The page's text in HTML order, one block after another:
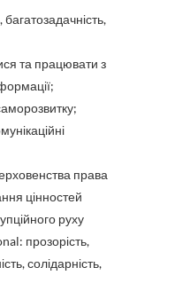
багатозадачність,
та працювати з
права
цінностей
руху
прозорість,
солідарність,